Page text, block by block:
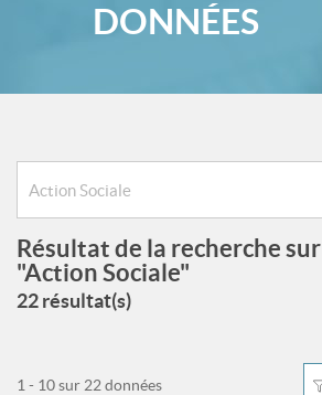
DONNÉES
Résultat de la recherche
"Action Sociale"
22 résultat(s)
1 - 10 sur 22 données